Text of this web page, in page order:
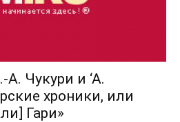
А. Чукури и ‘А.
хроники, или
Гари»